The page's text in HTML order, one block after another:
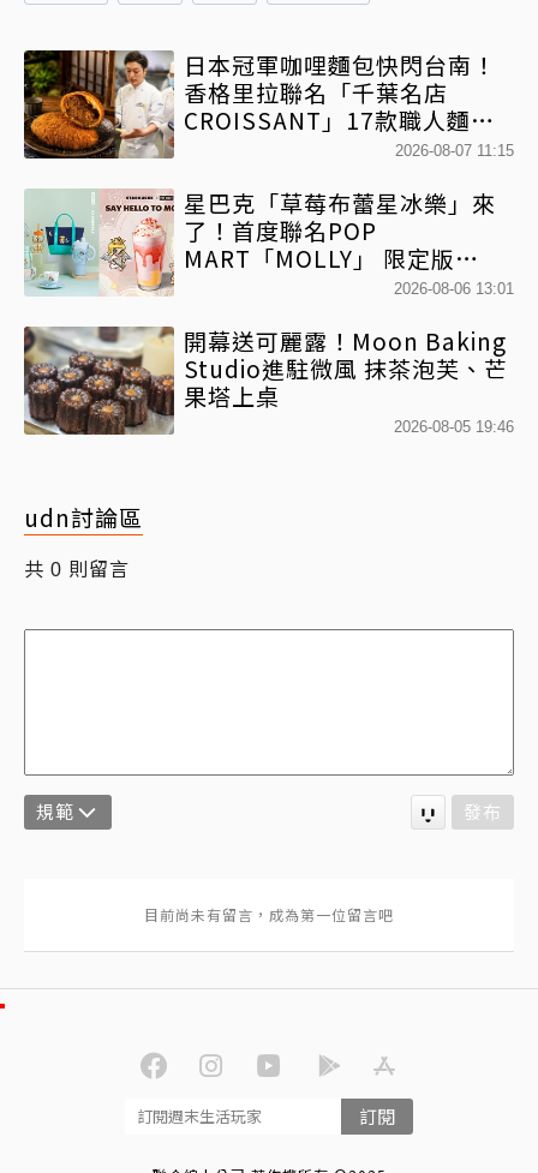
日本冠軍咖哩麵包快閃台南！
香格里拉聯名「千葉名店
CROISSANT」17款職人麵包
2026-08-07 11:15
星巴克「草莓布蕾星冰樂」來
了！首度聯名POP
MART「MOLLY」 限定版
「MOLLYｘBearista小熊杯」
2026-08-06 13:01
開幕送可麗露！Moon Baking
Studio進駐微風 抹茶泡芙、芒
果塔上桌
2026-08-05 19:46
udn討論區
共 0 則留言
規範 發布
訂閱